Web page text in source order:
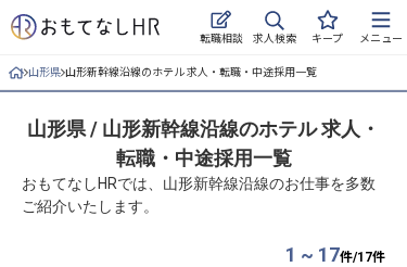
転職相談 求人検索 キープ メニュー
ログイン
求人・施設を探す
キープした求人
山形県 山形新幹線沿線のホテル 求人・転職・中途採用一覧
山形県 / 山形新幹線沿線のホテル 求人・
転職・中途採用一覧
おもてなしHRでは、山形新幹線沿線のお仕事を多数
ご紹介いたします。
1 ~ 17件/17件